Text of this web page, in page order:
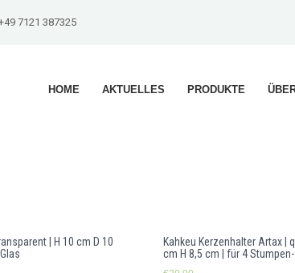
7121 387325
HOME AKTUELLES PRODUKTE
| H 10 cm D 10
Kahkeu Kerzenhalter Artax |
cm H 8,5 cm | für 4